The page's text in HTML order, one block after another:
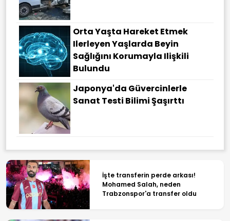
Orta Yaşta Hareket Etmek
Ilerleyen Yaşlarda Beyin
Sağlığını Korumayla Ilişkili
Bulundu
Japonya'da Güvercinlerle
Sanat Testi Bilimi Şaşırttı
İşte transferin perde arkası!
Mohamed Salah, neden
Trabzonspor'a transfer oldu